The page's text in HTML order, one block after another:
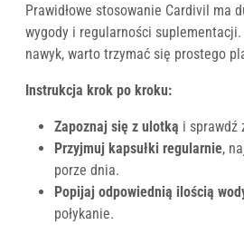
Prawidłowe stosowanie Cardivil ma
wygody i regularności
nawyk, warto trzymać się prostego
Instrukcja krok po kroku:
Zapoznaj się z ulotką i sprawdź
Przyjmuj kapsułki regularnie,
porze dnia.
Popijaj odpowiednią ilością
połykanie.